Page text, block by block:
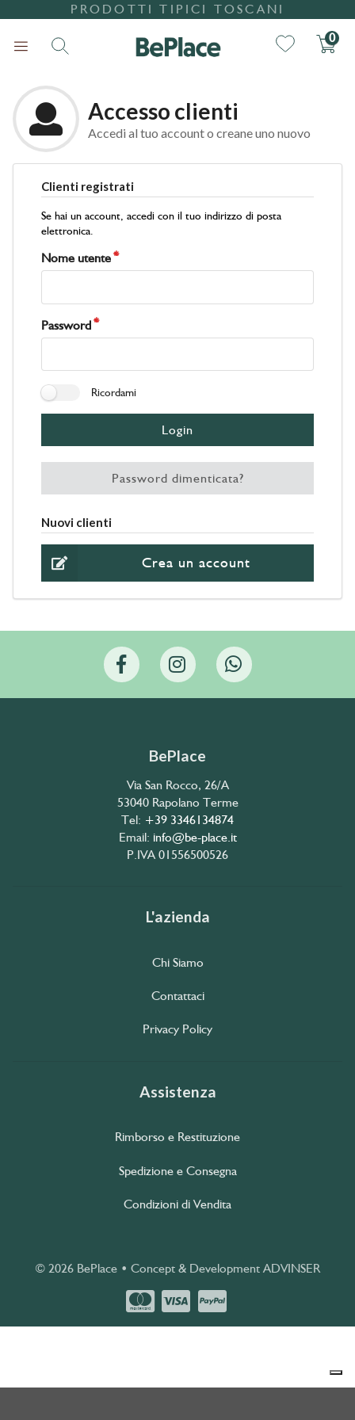
PRODOTTI TIPICI TOSCANI
0
Ricerca
Accesso clienti
Accedi al tuo account o creane uno nuovo
Clienti registrati
Se hai un account, accedi con il tuo indirizzo di posta
elettronica.
Nome utente
Password
Ricordami
Login
Password dimenticata?
Nuovi clienti
Crea un account
BePlace
Via San Rocco, 26/A
53040 Rapolano Terme
Tel: +39 3346134874
Email: info@be-place.it
P.IVA 01556500526
L'azienda
Chi Siamo
Contattaci
Privacy Policy
Assistenza
Rimborso e Restituzione
Spedizione e Consegna
Condizioni di Vendita
© 2026 BePlace • Concept & Development ADVINSER